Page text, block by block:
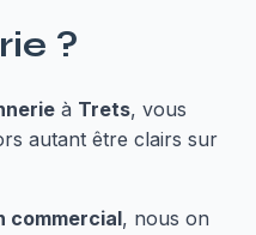
?
à Trets, vous
autant être clairs sur
commercial, nous on